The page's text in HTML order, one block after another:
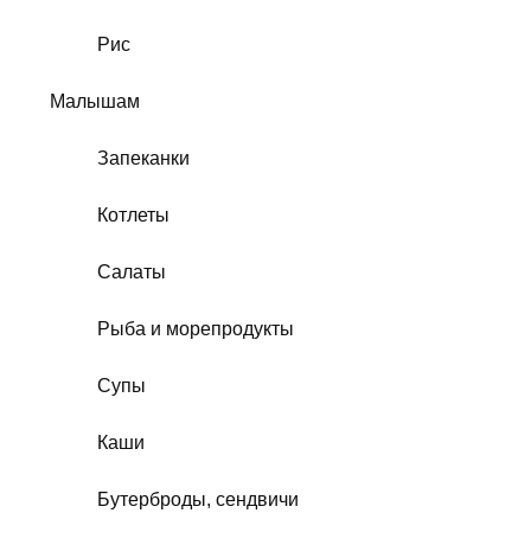
Рис
Малышам
Запеканки
Котлеты
Салаты
Рыба и морепродукты
Супы
Каши
Бутерброды, сендвичи